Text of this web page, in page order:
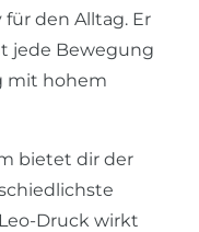
den Alltag. Er
jede Bewegung
mit hohem
bietet dir der
Druck wirkt